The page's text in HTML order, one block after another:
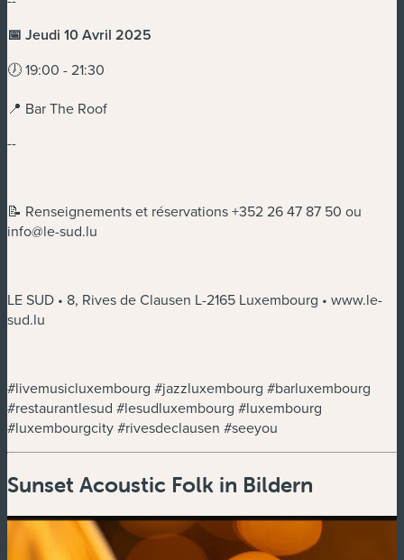
📅 Jeudi 10 Avril 2025
🕖 19:00 - 21:30
📍 Bar The Roof
--
📝 Renseignements et réservations +352 26 47 87 50 ou
info@le-sud.lu
LE SUD • 8, Rives de Clausen L-2165 Luxembourg • www.le-
sud.lu
#livemusicluxembourg #jazzluxembourg #barluxembourg
#restaurantlesud #lesudluxembourg #luxembourg
#luxembourgcity #rivesdeclausen #seeyou
Sunset Acoustic Folk in Bildern